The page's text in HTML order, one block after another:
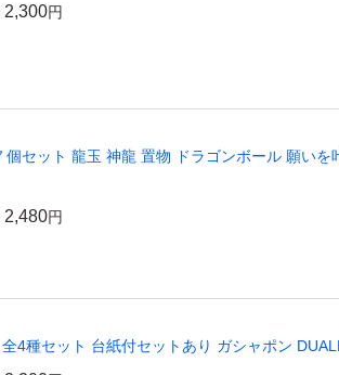
2,300円
セット 龍玉 神龍 置物 ドラゴンボール 願いを
2,480円
4種セット 台紙付セットあり ガシャポン